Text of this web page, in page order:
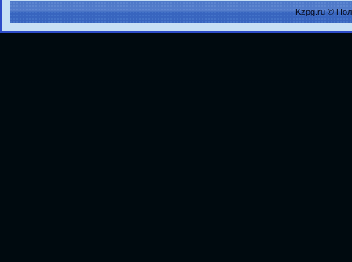
Kzpg.ru ©